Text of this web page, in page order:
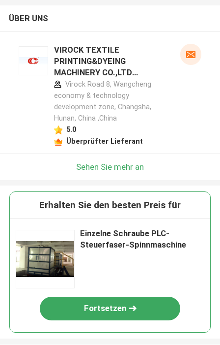
ÜBER UNS
VIROCK TEXTILE
PRINTING&DYEING
MACHINERY CO.,LTD
Herstellerprofil
Virock Road 8, Wangcheng
economy & technology
development zone, Changsha,
Hunan, China ,China
5.0
Überprüfter Lieferant
Sehen Sie mehr an
Erhalten Sie den besten Preis für
Einzelne Schraube PLC-
Steuerfaser-Spinnmaschine
Fortsetzen